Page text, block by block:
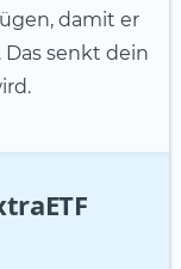
damit er
senkt dein